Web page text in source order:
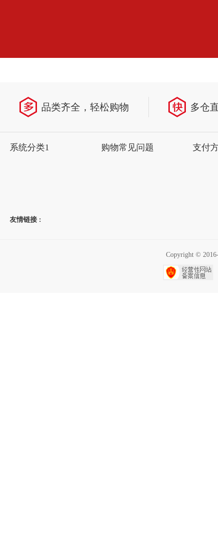
品类齐全，轻松购物 多仓
系统分类1 购物常见问题 支付
友情链接 :
Copyright ©